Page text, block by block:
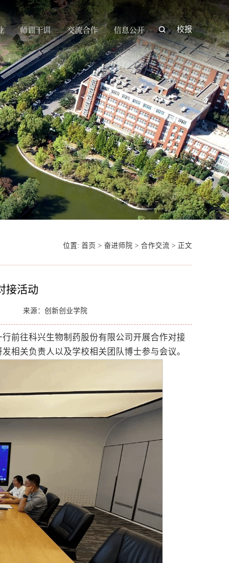
师训干训 交流合作 信息公开 校报
位置: 首页 > 奋进师院 > 合作交流 > 正文
接活动
来源：创新创业学院
前往科兴生物制药股份有限公司开展合作对接
相关负责人以及学校相关团队博士参与会议。